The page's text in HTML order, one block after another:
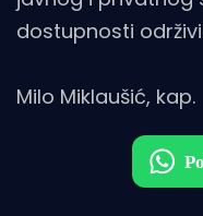
dostupnosti
Milo Miklaušić, kap.